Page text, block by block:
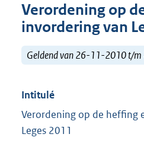
Verordening op
invordering van
Geldend van 26-11-2010 t/
Intitulé
Verordening op de heffing
Leges 2011